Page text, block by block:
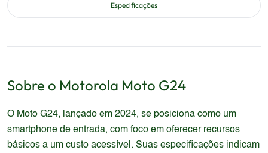
Especificações
Sobre o Motorola Moto G24
O Moto G24, lançado em 2024, se posiciona como um
smartphone de entrada, com foco em oferecer recursos
básicos a um custo acessível. Suas especificações indicam